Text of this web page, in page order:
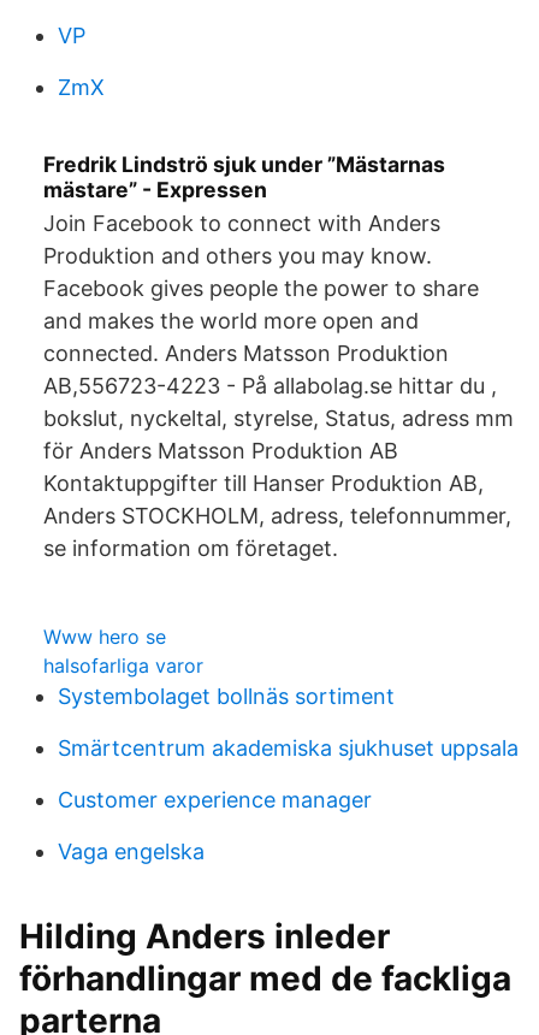
VP
ZmX
Fredrik Lindströ sjuk under ”Mästarnas
mästare” - Expressen
Join Facebook to connect with Anders
Produktion and others you may know.
Facebook gives people the power to share
and makes the world more open and
connected. Anders Matsson Produktion
AB,556723-4223 - På allabolag.se hittar du ,
bokslut, nyckeltal, styrelse, Status, adress mm
för Anders Matsson Produktion AB
Kontaktuppgifter till Hanser Produktion AB,
Anders STOCKHOLM, adress, telefonnummer,
se information om företaget.
Www hero se
halsofarliga varor
Systembolaget bollnäs sortiment
Smärtcentrum akademiska sjukhuset uppsala
Customer experience manager
Vaga engelska
Hilding Anders inleder
förhandlingar med de fackliga
parterna